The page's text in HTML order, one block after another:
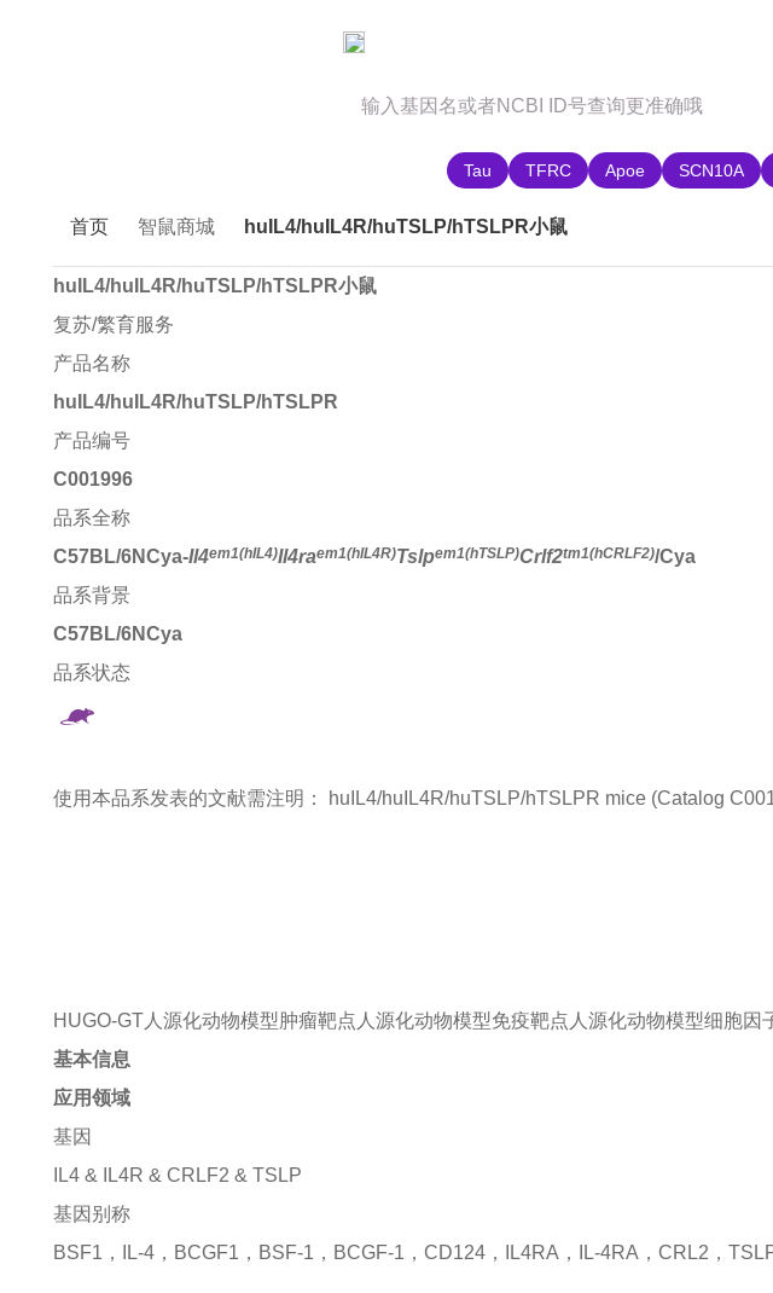
Tau TFRC Apoe SCN10A
首页 智鼠商城 huIL4/huIL4R/huTSLP/hTSLPR小鼠
huIL4/huIL4R/huTSLP/hTSLPR小鼠
复苏/繁育服务
产品名称
huIL4/huIL4R/huTSLP/hTSLPR
产品编号
C001996
品系全称
C57BL/6NCya-Il4em1(hIL4)Il4raem1(hIL4R)Tslpem1(hTSLP)Crlf2tm1(hCRLF2)/Cya
品系背景
C57BL/6NCya
品系状态
使用本品系发表的文献需注明： huIL4/huIL4R/huTSLP/hTSLPR mice (Catalog
HUGO-GT人源化动物模型肿瘤靶点人源化动物模型免疫靶点人源化动物模型细胞因
基本信息
应用领域
基因
IL4 & IL4R & CRLF2 & TSLP
基因别称
BSF1，IL-4，BCGF1，BSF-1，BCGF-1，CD124，IL4RA，IL-4RA，CRL2，